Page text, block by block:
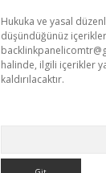
Hukuka ve yasal
düşündüğünüz
halinde, ilgili içerikler
kaldırılacaktır.